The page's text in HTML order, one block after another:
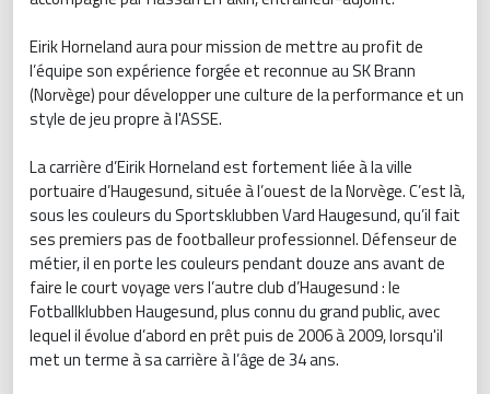
Eirik Horneland aura pour mission de mettre au profit de
l’équipe son expérience forgée et reconnue au SK Brann
(Norvège) pour développer une culture de la performance et un
style de jeu propre à l'ASSE.
La carrière d’Eirik Horneland est fortement liée à la ville
portuaire d’Haugesund, située à l’ouest de la Norvège. C’est là,
sous les couleurs du Sportsklubben Vard Haugesund, qu’il fait
ses premiers pas de footballeur professionnel. Défenseur de
métier, il en porte les couleurs pendant douze ans avant de
faire le court voyage vers l’autre club d’Haugesund : le
Fotballklubben Haugesund, plus connu du grand public, avec
lequel il évolue d’abord en prêt puis de 2006 à 2009, lorsqu'il
met un terme à sa carrière à l’âge de 34 ans.